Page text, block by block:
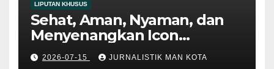
LIPUTAN KHUSUS
Sehat, Aman, Nyaman, dan
Menyenangkan Icon
Matamuda 2026
2026-07-15 JURNALISTIK MAN KOTA